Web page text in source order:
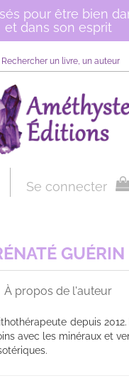
pour être bien
et dans son esprit
Rechercher
sur
site
Se connecter
GUÉRIN
À propos de l'auteur
depuis 2012.
avec les minéraux et